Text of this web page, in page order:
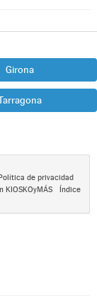
Girona
de privacidad
KIOSKOyMÁS
Índice